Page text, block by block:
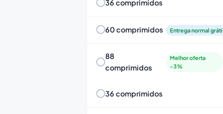
36 comprimidos
60 comprimidos Entrega normal
88
comprimidos
Melhor oferta
-3%
36 comprimidos